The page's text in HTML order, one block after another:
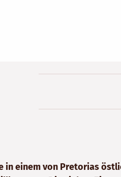
in einem von Pretorias